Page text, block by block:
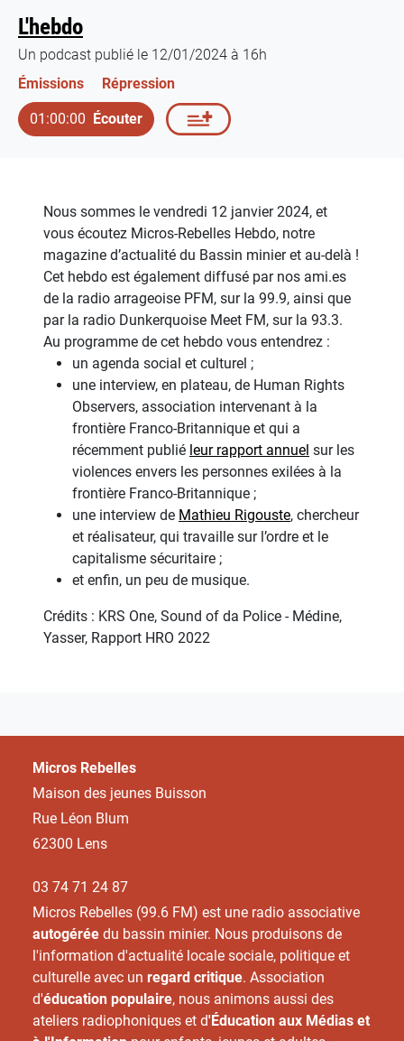
L'hebdo
Un podcast publié le 12/01/2024 à 16h
Émissions
Répression
01:00:00 Écouter
Nous sommes le vendredi 12 janvier 2024, et
vous écoutez Micros-Rebelles Hebdo, notre
magazine d’actualité du Bassin minier et au-delà !
Cet hebdo est également diffusé par nos ami.es
de la radio arrageoise PFM, sur la 99.9, ainsi que
par la radio Dunkerquoise Meet FM, sur la 93.3.
Au programme de cet hebdo vous entendrez :
un agenda social et culturel ;
une interview, en plateau, de Human Rights
Observers, association intervenant à la
frontière Franco-Britannique et qui a
récemment publié leur rapport annuel sur les
violences envers les personnes exilées à la
frontière Franco-Britannique ;
une interview de Mathieu Rigouste, chercheur
et réalisateur, qui travaille sur l’ordre et le
capitalisme sécuritaire ;
et enfin, un peu de musique.
Crédits : KRS One, Sound of da Police - Médine,
Yasser, Rapport HRO 2022
Micros Rebelles
Maison des jeunes Buisson
Rue Léon Blum
62300 Lens
03 74 71 24 87
Micros Rebelles (99.6 FM) est une radio associative
autogérée du bassin minier. Nous produisons de
l'information d'actualité locale sociale, politique et
culturelle avec un regard critique. Association
d'éducation populaire, nous animons aussi des
ateliers radiophoniques et d'Éducation aux Médias et